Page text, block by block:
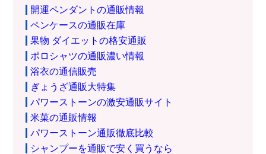
開運ペンダントの通販情報
ペンケースの通販在庫
果物 ダイエットの格安通販
ポロシャツの通販濃い情報
浴衣の通信販売
ぎょうざ通販大特集
パワーストーンの激安通販サイト
米菓の通販情報
パワーストーン通販徹底比較
シャンプーを通販で安く買うなら